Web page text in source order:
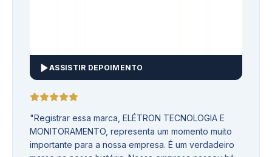
ASSISTIR DEPOIMENTO
"Registrar essa marca, ELÉTRON TECNOLOGIA E
MONITORAMENTO, representa um momento muito
importante para a nossa empresa. É um verdadeiro